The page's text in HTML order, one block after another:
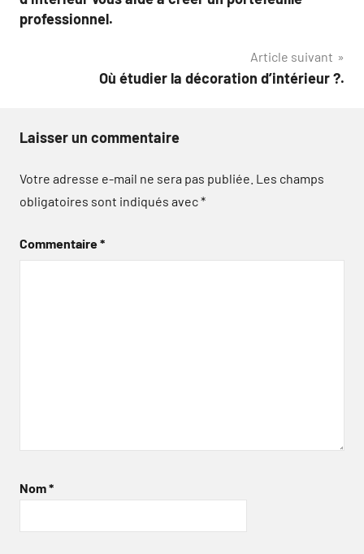
l’article
professionnel.
Article suivant
Où étudier la décoration d’intérieur ?.
Laisser un commentaire
Votre adresse e-mail ne sera pas publiée. Les champs
obligatoires sont indiqués avec*
Commentaire*
Nom*